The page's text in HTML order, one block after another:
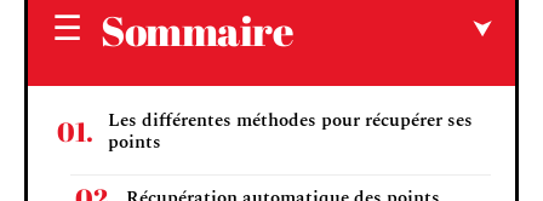
Sommaire
Les différentes méthodes pour récupérer ses
points